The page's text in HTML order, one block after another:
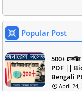
Popular Post
500+
PDF ||
Bengali
April 24,